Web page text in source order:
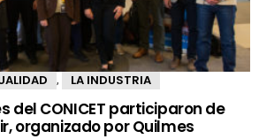
LA INDUSTRIA
del CONICET participaron de
organizado por Quilmes